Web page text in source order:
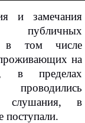
и замечания
публичных
в том числе
на
в пределах
слушания, в
поступали.